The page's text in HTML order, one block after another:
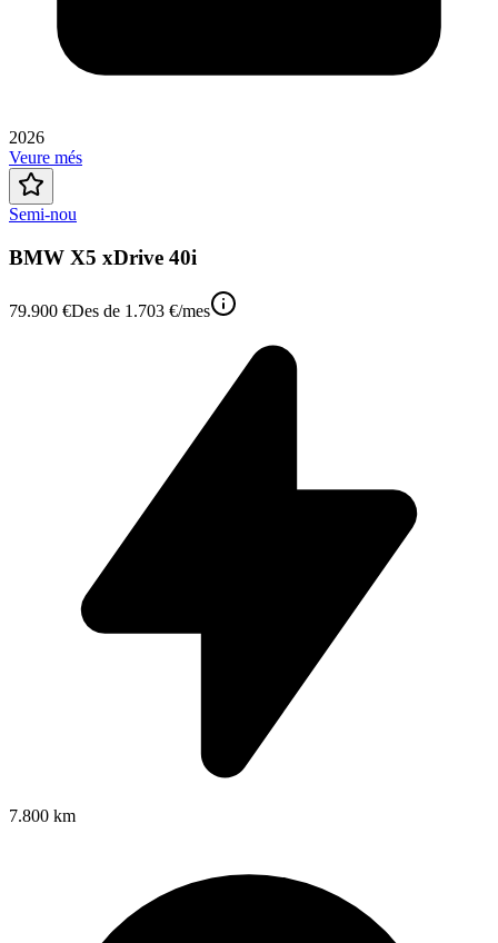
2026
Veure més
Semi-nou
BMW X5 xDrive 40i
79.900 €Des de 1.703 €/mes
7.800 km